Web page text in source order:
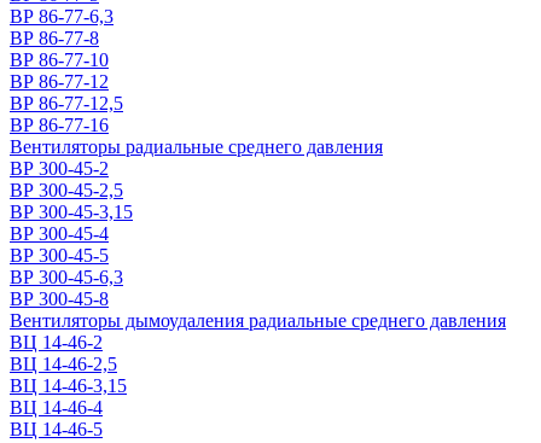
ВР 86-77-6,3
ВР 86-77-8
ВР 86-77-10
ВР 86-77-12
ВР 86-77-12,5
ВР 86-77-16
Вентиляторы радиальные среднего давления
ВР 300-45-2
ВР 300-45-2,5
ВР 300-45-3,15
ВР 300-45-4
ВР 300-45-5
ВР 300-45-6,3
ВР 300-45-8
Вентиляторы дымоудаления радиальные среднего давления
ВЦ 14-46-2
ВЦ 14-46-2,5
ВЦ 14-46-3,15
ВЦ 14-46-4
ВЦ 14-46-5